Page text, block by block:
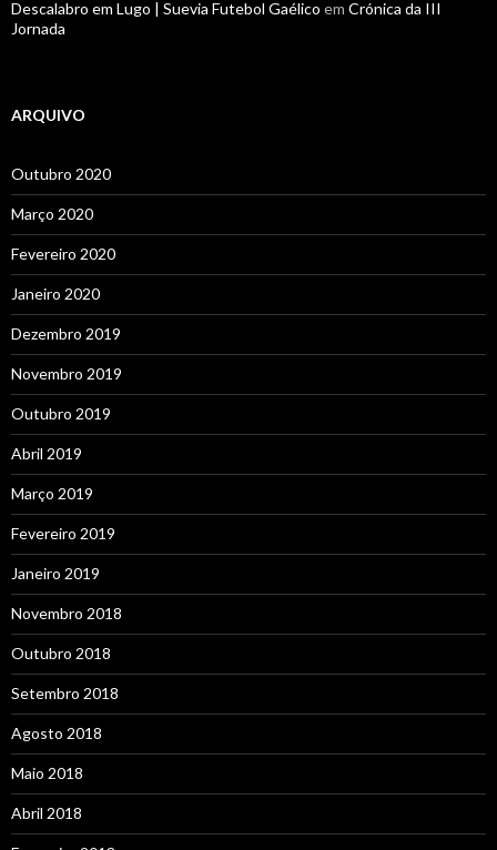
Descalabro em Lugo | Suevia Futebol Gaélico em Crónica da III
Jornada
ARQUIVO
Outubro 2020
Março 2020
Fevereiro 2020
Janeiro 2020
Dezembro 2019
Novembro 2019
Outubro 2019
Abril 2019
Março 2019
Fevereiro 2019
Janeiro 2019
Novembro 2018
Outubro 2018
Setembro 2018
Agosto 2018
Maio 2018
Abril 2018